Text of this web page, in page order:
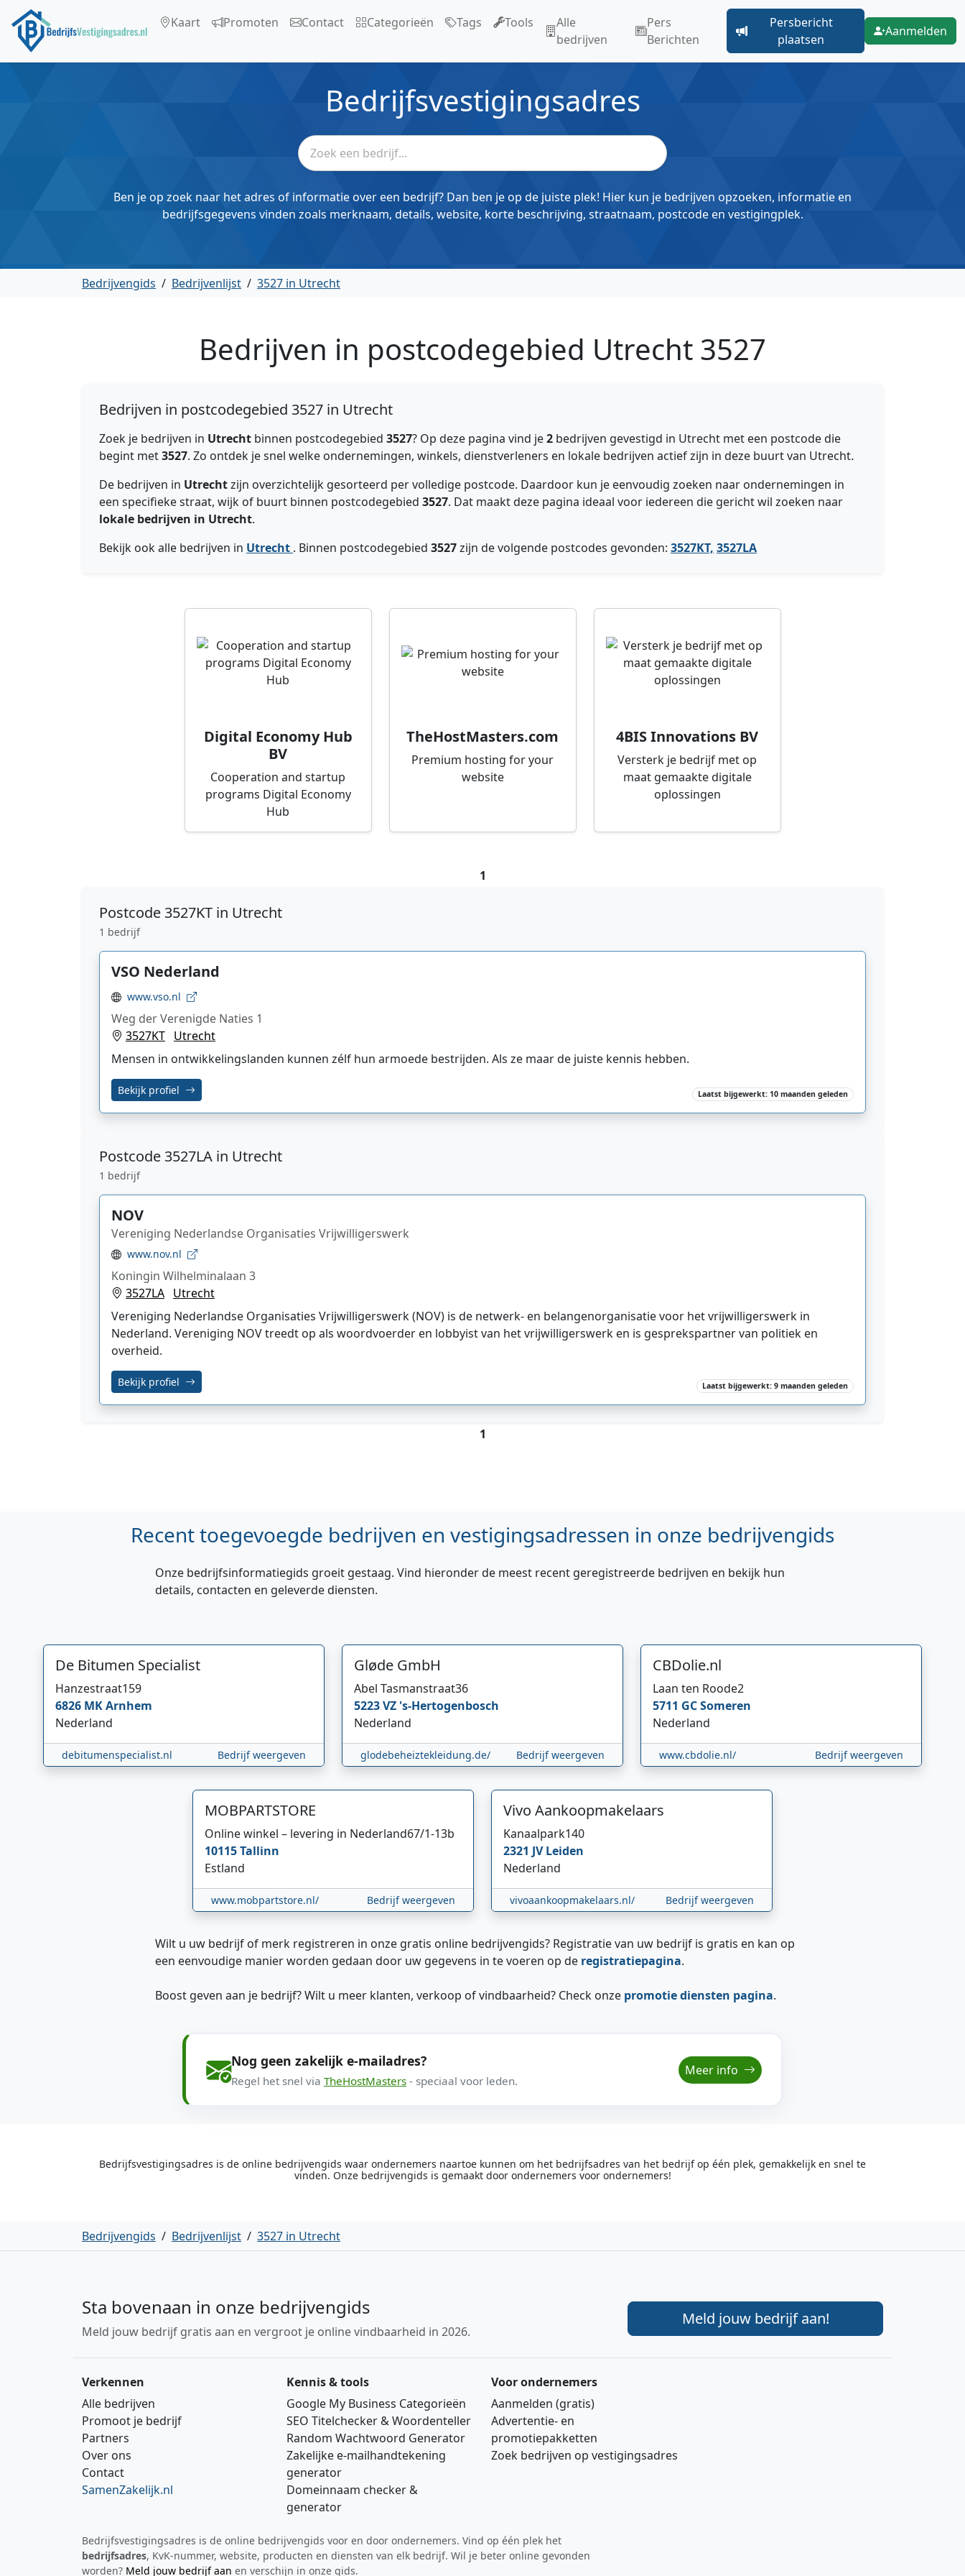
Kaart Promoten Contact Categorieën Tags Tools
Alle
bedrijven
Pers
Berichten
Persbericht
plaatsen
Aanmelden
Bedrijfsvestigingsadres
Ben je op zoek naar het adres of informatie over een bedrijf? Dan ben je op de juiste plek! Hier kun je bedrijven opzoeken, informatie en
bedrijfsgegevens vinden zoals merknaam, details, website, korte beschrijving, straatnaam, postcode en vestigingplek.
Bedrijvengids / Bedrijvenlijst / 3527 in Utrecht
Bedrijven in postcodegebied Utrecht 3527
Bedrijven in postcodegebied 3527 in Utrecht
Zoek je bedrijven in Utrecht binnen postcodegebied 3527? Op deze pagina vind je2 bedrijven gevestigd in Utrecht met een postcode die
begint met3527. Zo ontdek je snel welke ondernemingen, winkels, dienstverleners en lokale bedrijven actief zijn in deze buurt van Utrecht.
De bedrijven in Utrechtzijn overzichtelijk gesorteerd per volledige postcode. Daardoor kun je eenvoudig zoeken naar ondernemingen in
een specifieke straat, wijk of buurt binnen postcodegebied 3527. Dat maakt deze pagina ideaal voor iedereen die gericht wil zoeken naar
lokale bedrijven in Utrecht.
Bekijk ook alle bedrijven in Utrecht . Binnen postcodegebied 3527zijn de volgende postcodes gevonden: 3527KT, 3527LA
Digital Economy Hub
BV
Cooperation and startup
programs Digital Economy
Hub
TheHostMasters.com
Premium hosting for your
website
4BIS Innovations BV
Versterk je bedrijf met op
maat gemaakte digitale
oplossingen
1
Postcode 3527KT in Utrecht
1 bedrijf
VSO Nederland
www.vso.nl
Weg der Verenigde Naties 1
3527KT Utrecht
Mensen in ontwikkelingslanden kunnen zélf hun armoede bestrijden. Als ze maar de juiste kennis hebben.
Bekijk profiel Laatst bijgewerkt: 10 maanden geleden
Postcode 3527LA in Utrecht
1 bedrijf
NOV
Vereniging Nederlandse Organisaties Vrijwilligerswerk
www.nov.nl
Koningin Wilhelminalaan 3
3527LA Utrecht
Vereniging Nederlandse Organisaties Vrijwilligerswerk (NOV) is de netwerk- en belangenorganisatie voor het vrijwilligerswerk in
Nederland. Vereniging NOV treedt op als woordvoerder en lobbyist van het vrijwilligerswerk en is gesprekspartner van politiek en
overheid.
Bekijk profiel Laatst bijgewerkt: 9 maanden geleden
1
Recent toegevoegde bedrijven en vestigingsadressen in onze bedrijvengids
Onze bedrijfsinformatiegids groeit gestaag. Vind hieronder de meest recent geregistreerde bedrijven en bekijk hun
details, contacten en geleverde diensten.
De Bitumen Specialist
Hanzestraat159
6826 MKArnhem
Nederland
debitumenspecialist.nl Bedrijf weergeven
Gløde GmbH
Abel Tasmanstraat36
5223 VZ 's-Hertogenbosch
Nederland
glodebeheiztekleidung.de/ Bedrijf weergeven
CBDolie.nl
Laan ten Roode2
5711 GCSomeren
Nederland
www.cbdolie.nl/ Bedrijf weergeven
MOBPARTSTORE
Online winkel – levering in Nederland67/1-13b
10115Tallinn
Estland
www.mobpartstore.nl/ Bedrijf weergeven
Vivo Aankoopmakelaars
Kanaalpark140
2321 JVLeiden
Nederland
vivoaankoopmakelaars.nl/ Bedrijf weergeven
Wilt u uw bedrijf of merk registreren in onze gratis online bedrijvengids? Registratie van uw bedrijf is gratis en kan op
een eenvoudige manier worden gedaan door uw gegevens in te voeren op de registratiepagina.
Boost geven aan je bedrijf? Wilt u meer klanten, verkoop of vindbaarheid? Check onze promotie diensten pagina.
Nog geen zakelijk e-mailadres?
Regel het snel via TheHostMasters - speciaal voor leden.
Meer info
Bedrijfsvestigingsadres is de online bedrijvengids waar ondernemers naartoe kunnen om het bedrijfsadres van het bedrijf op één plek, gemakkelijk en snel te
vinden. Onze bedrijvengids is gemaakt door ondernemers voor ondernemers!
Bedrijvengids / Bedrijvenlijst / 3527 in Utrecht
Sta bovenaan in onze bedrijvengids
Meld jouw bedrijf gratis aan en vergroot je online vindbaarheid in 2026.
Meld jouw bedrijf aan!
Verkennen
Alle bedrijven
Promoot je bedrijf
Partners
Over ons
Contact
SamenZakelijk.nl
Kennis & tools
Google My Business Categorieën
SEO Titelchecker & Woordenteller
Random Wachtwoord Generator
Zakelijke e‑mailhandtekening
generator
Domeinnaam checker &
generator
Voor ondernemers
Aanmelden (gratis)
Advertentie‑ en
promotiepakketten
Zoek bedrijven op vestigingsadres
Bedrijfsvestigingsadres is de online bedrijvengids voor en door ondernemers. Vind op één plek het
bedrijfsadres, KvK‑nummer, website, producten en diensten van elk bedrijf. Wil je beter online gevonden
worden? Meld jouw bedrijf aan en verschijn in onze gids.